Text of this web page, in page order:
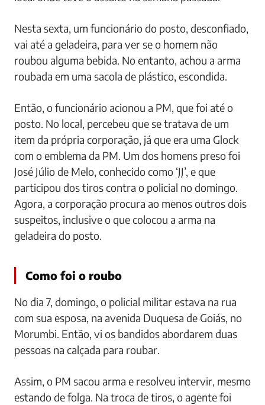
Nesta sexta, um funcionário do posto, desconfiado,
vai até a geladeira, para ver se o homem não
roubou alguma bebida. No entanto, achou a arma
roubada em uma sacola de plástico, escondida.
Então, o funcionário acionou a PM, que foi até o
posto. No local, percebeu que se tratava de um
item da própria corporação, já que era uma Glock
com o emblema da PM. Um dos homens preso foi
José Júlio de Melo, conhecido como ‘JJ’, e que
participou dos tiros contra o policial no domingo.
Agora, a corporação procura ao menos outros dois
suspeitos, inclusive o que colocou a arma na
geladeira do posto.
Como foi o roubo
No dia 7, domingo, o policial militar estava na rua
com sua esposa, na avenida Duquesa de Goiás, no
Morumbi. Então, vi os bandidos abordarem duas
pessoas na calçada para roubar.
Assim, o PM sacou arma e resolveu intervir, mesmo
estando de folga. Na troca de tiros, o agente foi